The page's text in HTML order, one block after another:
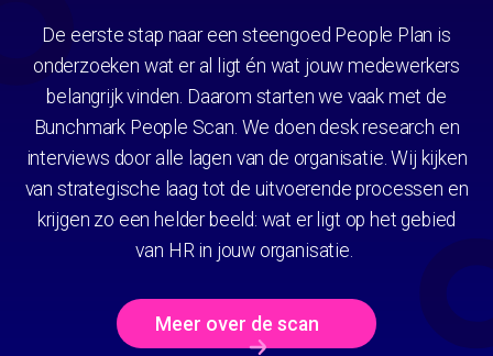
De eerste stap naar een steengoed People Plan is
onderzoeken wat er al ligt én wat jouw medewerkers
belangrijk vinden. Daarom starten we vaak met de
Bunchmark People Scan. We doen desk research en
interviews door alle lagen van de organisatie. Wij kijken
van strategische laag tot de uitvoerende processen en
krijgen zo een helder beeld: wat er ligt op het gebied
van HR in jouw organisatie.
Meer over de scan